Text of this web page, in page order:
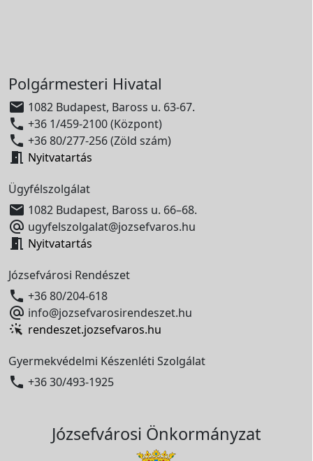
Polgármesteri Hivatal
 1082 Budapest, Baross u. 63-67.
 +36 1/459-2100 (Központ)
 +36 80/277-256 (Zöld szám)
 Nyitvatartás
Ügyfélszolgálat
 1082 Budapest, Baross u. 66–68.
 ugyfelszolgalat@jozsefvaros.hu
 Nyitvatartás
Józsefvárosi Rendészet
 +36 80/204-618
 info@jozsefvarosirendeszet.hu
rendeszet.jozsefvaros.hu
Gyermekvédelmi Készenléti Szolgálat
 +36 30/493-1925
Józsefvárosi Önkormányzat